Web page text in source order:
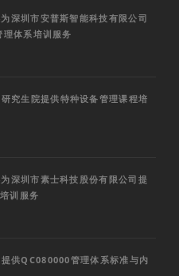
深圳市安普斯智能科技有限公司
体系培训服务
究生院提供特种设备管理课程培
深圳市素士科技股份有限公司提
训服务
供QC080000管理体系标准与内